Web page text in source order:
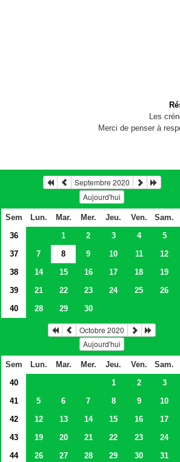
Les
Merci de penser à
Septembre 2020
Aujourd'hui
Sem Lun. Mar. Mer. Jeu. Ven. Sam.
36
1 2 3 4 5
37
7 8 9 10 11 12
38
14 15 16 17 18 19
39
21 22 23 24 25 26
40
28 29 30
Octobre 2020
Aujourd'hui
Sem Lun. Mar. Mer. Jeu. Ven. Sam.
40
1 2 3
41
5 6 7 8 9 10
42
12 13 14 15 16 17
43
19 20 21 22 23 24
44
26 27 28 29 30 31